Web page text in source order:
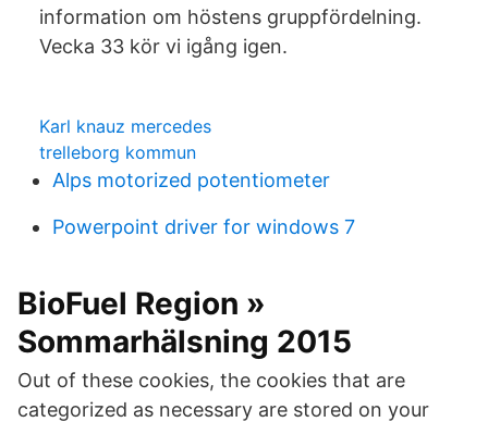
information om höstens gruppfördelning.
Vecka 33 kör vi igång igen.
Karl knauz mercedes
trelleborg kommun
Alps motorized potentiometer
Powerpoint driver for windows 7
BioFuel Region »
Sommarhälsning 2015
Out of these cookies, the cookies that are
categorized as necessary are stored on your